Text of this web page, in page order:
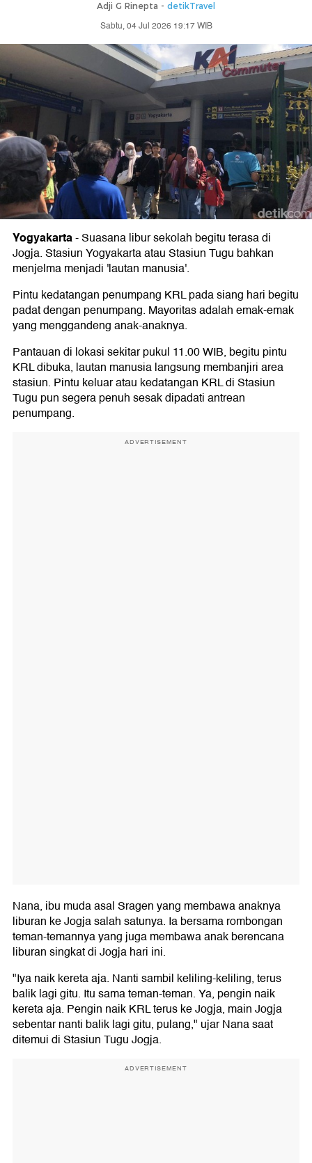
Adji G Rinepta - detikTravel
Sabtu, 04 Jul 2026 19:17 WIB
Yogyakarta-Suasana libur sekolah begitu terasa di
Jogja. Stasiun Yogyakarta atau Stasiun Tugu bahkan
menjelma menjadi 'lautan manusia'.
Pintu kedatangan penumpang KRL pada siang hari begitu
padat dengan penumpang. Mayoritas adalah emak-emak
yang menggandeng anak-anaknya.
Pantauan di lokasi sekitar pukul 11.00 WIB, begitu pintu
KRL dibuka, lautan manusia langsung membanjiri area
stasiun. Pintu keluar atau kedatangan KRL di Stasiun
Tugu pun segera penuh sesak dipadati antrean
penumpang.
ADVERTISEMENT
Nana, ibu muda asal Sragen yang membawa anaknya
liburan ke Jogja salah satunya. Ia bersama rombongan
teman-temannya yang juga membawa anak berencana
liburan singkat di Jogja hari ini.
"Iya naik kereta aja. Nanti sambil keliling-keliling, terus
balik lagi gitu. Itu sama teman-teman. Ya, pengin naik
kereta aja. Pengin naik KRL terus ke Jogja, main Jogja
sebentar nanti balik lagi gitu, pulang," ujar Nana saat
ditemui di Stasiun Tugu Jogja.
ADVERTISEMENT